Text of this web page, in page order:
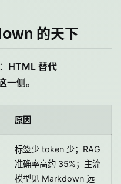
的天下
HTML 替代
一侧。
原因
标签少 token 少；RAG
准确率高约 35%；主流
模型见 Markdown 远